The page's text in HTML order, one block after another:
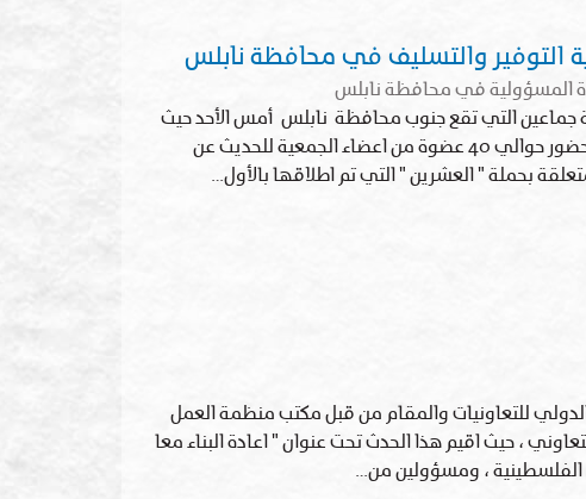
التوفير والتسليف في محافظة نابلس
المسؤولية في محافظة نابلس
التي تقع جنوب محافظة نابلس أمس الأحد حيث
قدمت الورشة منسقة الجمعية السيدة "صديقة حج محمد" بحضور حوالي 40 عضوة من اعضاء الجمعية للحديث عن
بحملة " العشرين " التي تم اطلاقها بالأول…
الدولي للتعاونيات والمقام من قبل مكتب منظمة العمل
، حيث اقيم هذا الحدث تحت عنوان " اعادة البناء معا
، ومسؤولين من…